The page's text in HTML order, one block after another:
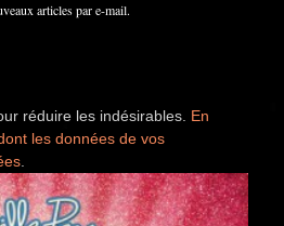
articles par e-mail.
réduire les indésirables. En
les données de vos
.